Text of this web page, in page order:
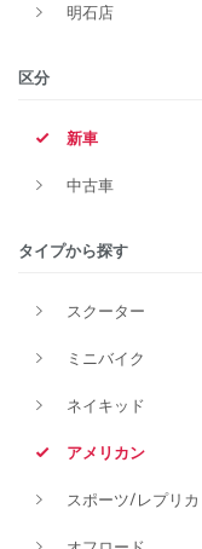
明石店
区分
新車
中古車
タイプから探す
スクーター
ミニバイク
ネイキッド
アメリカン
スポーツ/レプリカ
タイプ
価格